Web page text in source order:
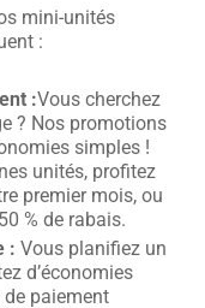
mini-unités
:
:Vous cherchez
? Nos promotions
simples !
unités, profitez
premier mois, ou
% de rabais.
: Vous planifiez un
d’économies
paiement